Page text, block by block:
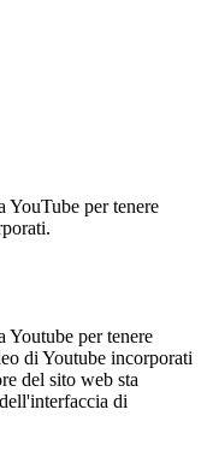
YouTube per tenere
Youtube per tenere
di Youtube incorporati
del sito web sta
di